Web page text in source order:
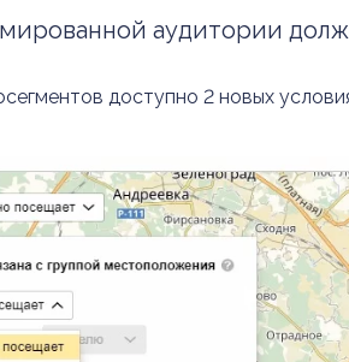
аудитории
доступно 2 новых